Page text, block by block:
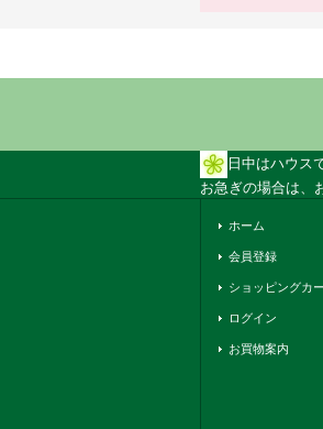
日中はハウス
お急ぎの場合は、
ホーム
会員登録
ショッピングカ
ログイン
お買物案内